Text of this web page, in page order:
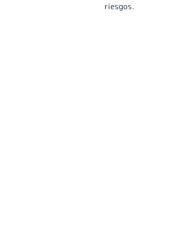
riesgos.